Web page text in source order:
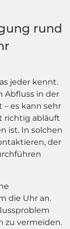
rund
jeder kennt.
Abfluss in der
es kann sehr
richtig abläuft
ist. In solchen
der
die Uhr an.
zu vermeiden.